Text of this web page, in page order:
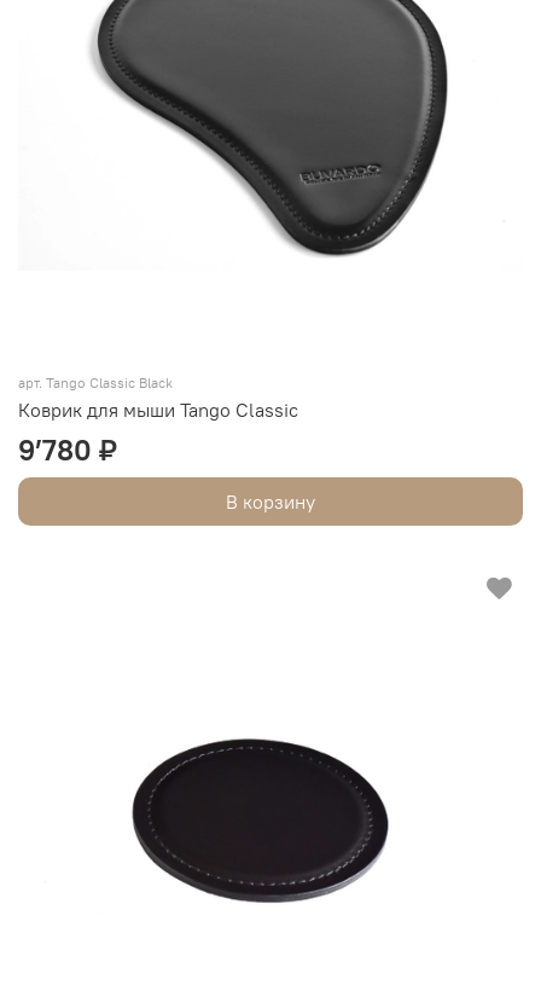
арт. Tango Classic Black
Коврик для мыши Tango Classic
9’780 ₽
В корзину